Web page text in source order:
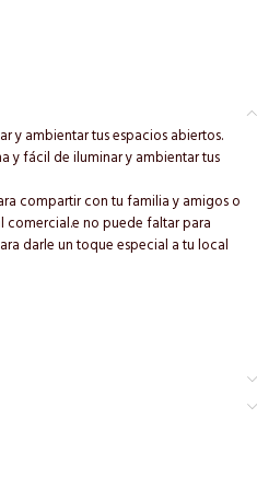
y ambientar tus espacios abiertos.
y fácil de iluminar y ambientar tus
compartir con tu familia y amigos o
no puede faltar para
darle un toque especial a tu local